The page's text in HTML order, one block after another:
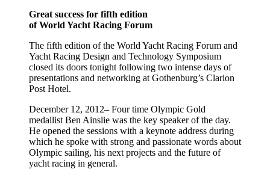
Great success for fifth edition
of World Yacht Racing Forum
The fifth edition of the World Yacht Racing Forum and
Yacht Racing Design and Technology Symposium
closed its doors tonight following two intense days of
presentations and networking at Gothenburg’s Clarion
Post Hotel.
December 12, 2012– Four time Olympic Gold
medallist Ben Ainslie was the key speaker of the day.
He opened the sessions with a keynote address during
which he spoke with strong and passionate words about
Olympic sailing, his next projects and the future of
yacht racing in general.